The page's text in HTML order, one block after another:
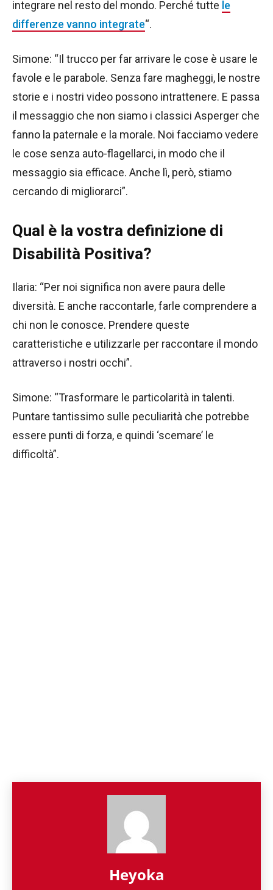
integrare nel resto del mondo. Perché tutte le
differenze vanno integrate“.
Simone: “Il trucco per far arrivare le cose è usare le
favole e le parabole. Senza fare magheggi, le nostre
storie e i nostri video possono intrattenere. E passa
il messaggio che non siamo i classici Asperger che
fanno la paternale e la morale. Noi facciamo vedere
le cose senza auto-flagellarci, in modo che il
messaggio sia efficace. Anche lì, però, stiamo
cercando di migliorarci”.
Qual è la vostra definizione di
Disabilità Positiva?
Ilaria: “Per noi significa non avere paura delle
diversità. E anche raccontarle, farle comprendere a
chi non le conosce. Prendere queste
caratteristiche e utilizzarle per raccontare il mondo
attraverso i nostri occhi”.
Simone: “Trasformare le particolarità in talenti.
Puntare tantissimo sulle peculiarità che potrebbe
essere punti di forza, e quindi ‘scemare’ le
difficoltà”.
Heyoka